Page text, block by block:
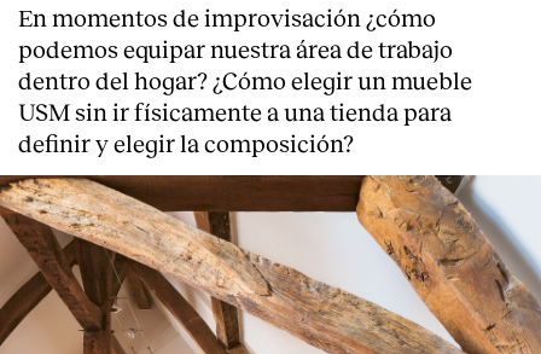
En momentos de improvisación ¿cómo
podemos equipar nuestra área de trabajo
dentro del hogar? ¿Cómo elegir un mueble
USM sin ir físicamente a una tienda para
definir y elegir la composición?